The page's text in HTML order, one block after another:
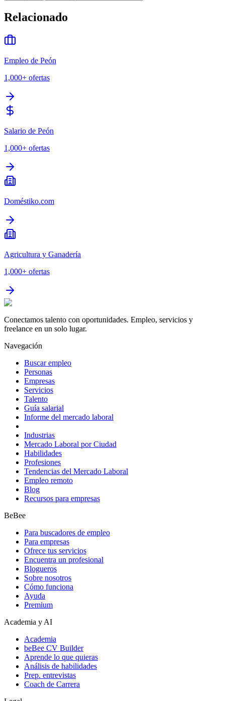
Relacionado
Empleo de Peón
1,000+ ofertas
Salario de Peón
1,000+ ofertas
Doméstiko.com
Agricultura y Ganadería
1,000+ ofertas
Conectamos talento con oportunidades. Empleo, servicios y
freelance en un solo lugar.
Navegación
Buscar empleo
Personas
Empresas
Servicios
Talento
Guía salarial
Informe del mercado laboral
Industrias
Mercado Laboral por Ciudad
Habilidades
Profesiones
Tendencias del Mercado Laboral
Empleo remoto
Blog
Recursos para empresas
BeBee
Para buscadores de empleo
Para empresas
Ofrece tus servicios
Encuentra un profesional
Blogueros
Sobre nosotros
Cómo funciona
Ayuda
Premium
Academia y AI
Academia
beBee CV Builder
Aprende lo que quieras
Análisis de habilidades
Prep. entrevistas
Coach de Carrera